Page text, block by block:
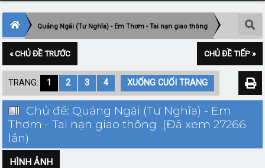
Quảng Ngãi (Tư Nghĩa) - Em Thơm - Tai nạn giao thông
« CHỦ ĐỀ TRƯỚC CHỦ ĐỀ TIẾP »
TRANG: 1 2 3 4 XUỐNG CUỐI TRANG
Chủ đề: Quảng Ngãi (Tư Nghĩa) - Em
Thơm - Tai nạn giao thông (Đã xem 27266
lần)
HÌNH ẢNH